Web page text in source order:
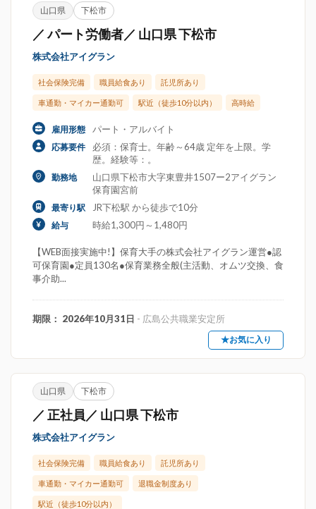
山口県 下松市
／ パート労働者／ 山口県 下松市
株式会社アイグラン
社会保険完備 職員給食あり 託児所あり
車通勤・マイカー通勤可 駅近（徒歩10分以内） 高時給
雇用形態 パート・アルバイト
応募要件
必須：保育士。年齢～64歳 定年を上限。学
歴。経験等：。
勤務地
山口県下松市大字東豊井1507ー2アイグラン
保育園宮前
最寄り駅 JR下松駅 から徒歩で10分
給与 時給1,300円～1,480円
【WEB面接実施中!】保育大手の株式会社アイグラン運営●認
可保育園●定員130名●保育業務全般(主活動、オムツ交換、食
事介助...
期限： 2026年10月31日 - 広島公共職業安定所
★お気に入り
山口県 下松市
／ 正社員／ 山口県 下松市
株式会社アイグラン
社会保険完備 職員給食あり 託児所あり
車通勤・マイカー通勤可 退職金制度あり
駅近（徒歩10分以内）